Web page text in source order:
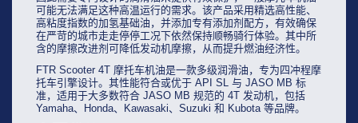
可能无法满足这种高温运行的需求。该产品采用精选高性能、
高粘度指数的加氢基础油，并添加专有添加剂配方，有效确保
在严苛的城市走走停停工况下依然保持顺畅骑行体验。其中所
含的摩擦改进剂可降低发动机摩擦，从而提升燃油经济性。
FTR Scooter 4T 摩托车机油是一款多级润滑油，专为四冲程摩
托车引擎设计。其性能符合或优于 API SL 与 JASO MB 标
准，适用于大多数符合 JASO MB 规范的 4T 发动机，包括
Yamaha、Honda、Kawasaki、Suzuki 和 Kubota 等品牌。